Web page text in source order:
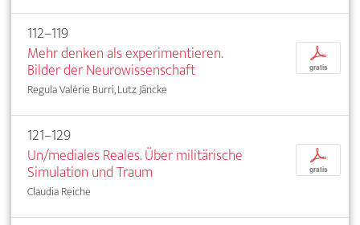
112–119
Mehr denken als experimentieren.
Bilder der Neurowissenschaft
Regula Valérie Burri, Lutz Jäncke
p
gratis
121–129
Un/mediales Reales. Über militärische
Simulation und Traum
Claudia Reiche
p
gratis